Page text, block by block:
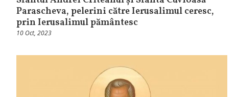
Parascheva, pelerini către Ierusalimul ceresc,
prin Ierusalimul pământesc
10 Oct, 2023